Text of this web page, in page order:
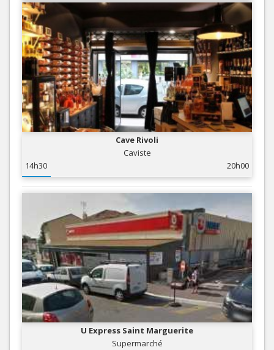
Cave Rivoli
Caviste
14h30
20h00
U Express Saint Marguerite
Supermarché